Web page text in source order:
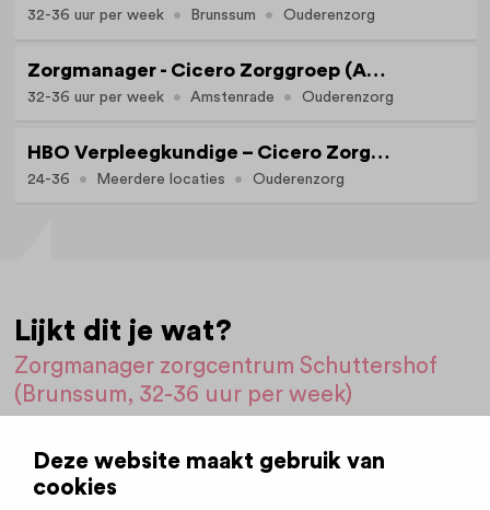
Deze website maakt gebruik van
cookies
32-36 uur per week Brunssum Ouderenzorg
Zorgmanager - Cicero Zorggroep (Amstenrade, 32-36 uur per week)
32-36 uur per week Amstenrade Ouderenzorg
HBO Verpleegkundige – Cicero Zorggroep (Brunssum e.o., 24-36 uur per week)
24-36 Meerdere locaties Ouderenzorg
Lijkt dit je wat?
Zorgmanager zorgcentrum Schuttershof
(Brunssum, 32-36 uur per week)
Direct solliciteren